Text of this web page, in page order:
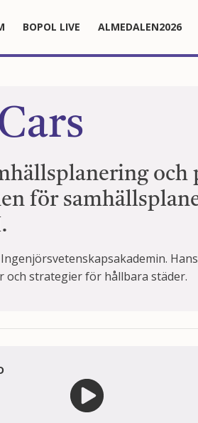
BOPOL LIVE ALMEDALEN2026
och
för
och strategier för hållbara städer.